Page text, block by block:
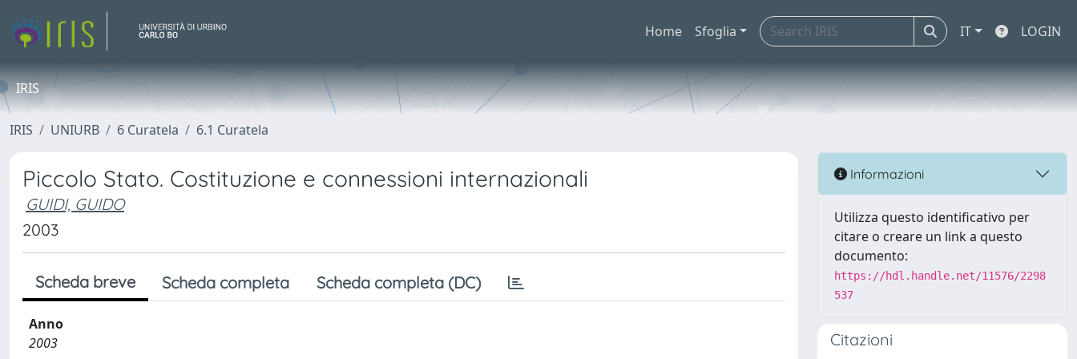
Home Sfoglia IT LOGIN
IRIS
IRIS UNIURB 6 Curatela 6.1 Curatela
Piccolo Stato. Costituzione e connessioni internazionali
GUIDI, GUIDO
2003
Scheda breve Scheda completa Scheda completa (DC)
Anno
2003
Informazioni
Utilizza questo identificativo per
citare o creare un link a questo
documento:
https://hdl.handle.net/11576/2298
537
Citazioni